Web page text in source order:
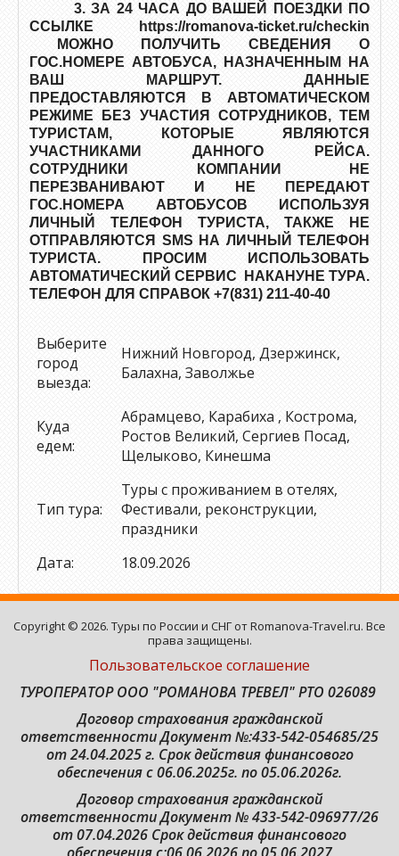
3. ЗА 24 ЧАСА ДО ВАШЕЙ ПОЕЗДКИ ПО
ССЫЛКЕ https://romanova-ticket.ru/checkin
МОЖНО ПОЛУЧИТЬ СВЕДЕНИЯ О
ГОС.НОМЕРЕ АВТОБУСА, НАЗНАЧЕННЫМ НА
ВАШ МАРШРУТ. ДАННЫЕ
ПРЕДОСТАВЛЯЮТСЯ В АВТОМАТИЧЕСКОМ
РЕЖИМЕ БЕЗ УЧАСТИЯ СОТРУДНИКОВ, ТЕМ
ТУРИСТАМ, КОТОРЫЕ ЯВЛЯЮТСЯ
УЧАСТНИКАМИ ДАННОГО РЕЙСА.
СОТРУДНИКИ КОМПАНИИ НЕ
ПЕРЕЗВАНИВАЮТ И НЕ ПЕРЕДАЮТ
ГОС.НОМЕРА АВТОБУСОВ ИСПОЛЬЗУЯ
ЛИЧНЫЙ ТЕЛЕФОН ТУРИСТА, ТАКЖЕ НЕ
ОТПРАВЛЯЮТСЯ SMS НА ЛИЧНЫЙ ТЕЛЕФОН
ТУРИСТА. ПРОСИМ ИСПОЛЬЗОВАТЬ
АВТОМАТИЧЕСКИЙ СЕРВИС НАКАНУНЕ ТУРА.
ТЕЛЕФОН ДЛЯ СПРАВОК +7(831) 211-40-40
Выберите
город
выезда:
Нижний Новгород, Дзержинск,
Балахна, Заволжье
Куда
едем:
Абрамцево, Карабиха , Кострома,
Ростов Великий, Сергиев Посад,
Щелыково, Кинешма
Тип тура:
Туры с проживанием в отелях,
Фестивали, реконструкции,
праздники
Дата:
18.09.2026
Copyright © 2026. Туры по России и СНГ от Romanova-Travel.ru. Все
права защищены.
Пользовательское соглашение
ТУРОПЕРАТОР ООО "РОМАНОВА ТРЕВЕЛ" РТО 026089
Договор страхования гражданской
ответственностиДокумент №:433-542-054685/25
от 24.04.2025 г. Срок действия финансового
обеспечения с 06.06.2025г. по 05.06.2026г.
Договор страхования гражданской
ответственности Документ № 433-542-096977/26
от 07.04.2026 Срок действия финансового